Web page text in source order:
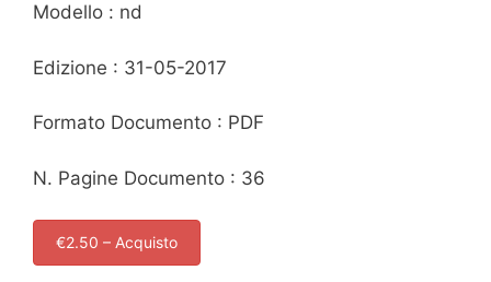
Modello : nd
Edizione : 31-05-2017
Formato Documento : PDF
N. Pagine Documento : 36
€2.50 – Acquisto